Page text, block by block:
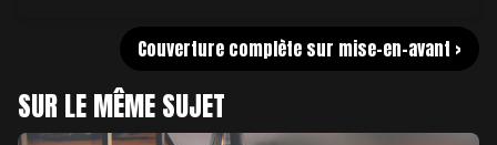
Couverture complète sur mise-en-avant >
SUR LE MÊME SUJET